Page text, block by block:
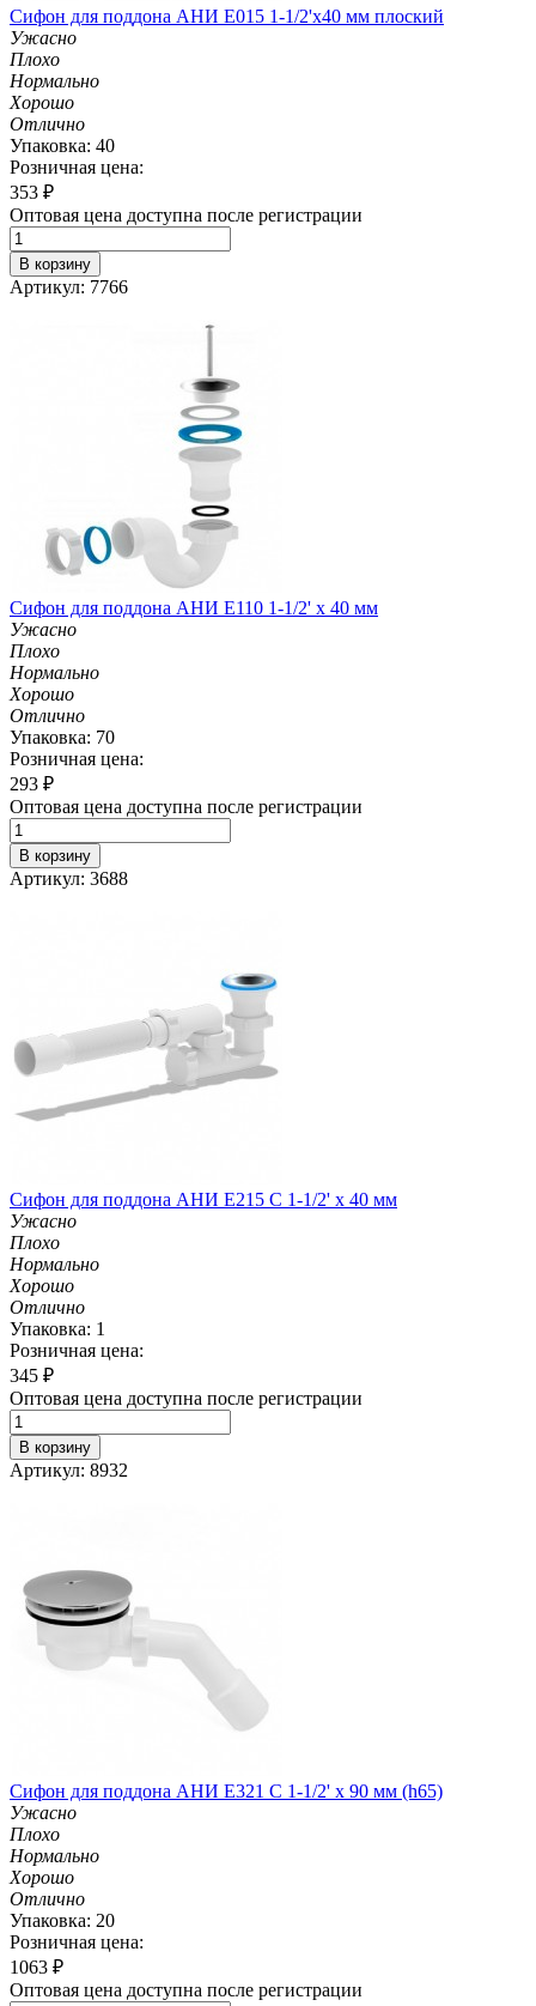
Сифон для поддона АНИ E015 1-1/2'х40 мм плоский
Ужасно
Плохо
Нормально
Хорошо
Отлично
Упаковка: 40
Розничная цена:
353 ₽
Оптовая цена доступна после регистрации
В корзину
Артикул: 7766
Сифон для поддона АНИ Е110 1-1/2' х 40 мм
Ужасно
Плохо
Нормально
Хорошо
Отлично
Упаковка: 70
Розничная цена:
293 ₽
Оптовая цена доступна после регистрации
В корзину
Артикул: 3688
Сифон для поддона АНИ Е215 С 1-1/2' х 40 мм
Ужасно
Плохо
Нормально
Хорошо
Отлично
Упаковка: 1
Розничная цена:
345 ₽
Оптовая цена доступна после регистрации
В корзину
Артикул: 8932
Сифон для поддона АНИ Е321 С 1-1/2' х 90 мм (h65)
Ужасно
Плохо
Нормально
Хорошо
Отлично
Упаковка: 20
Розничная цена:
1063 ₽
Оптовая цена доступна после регистрации